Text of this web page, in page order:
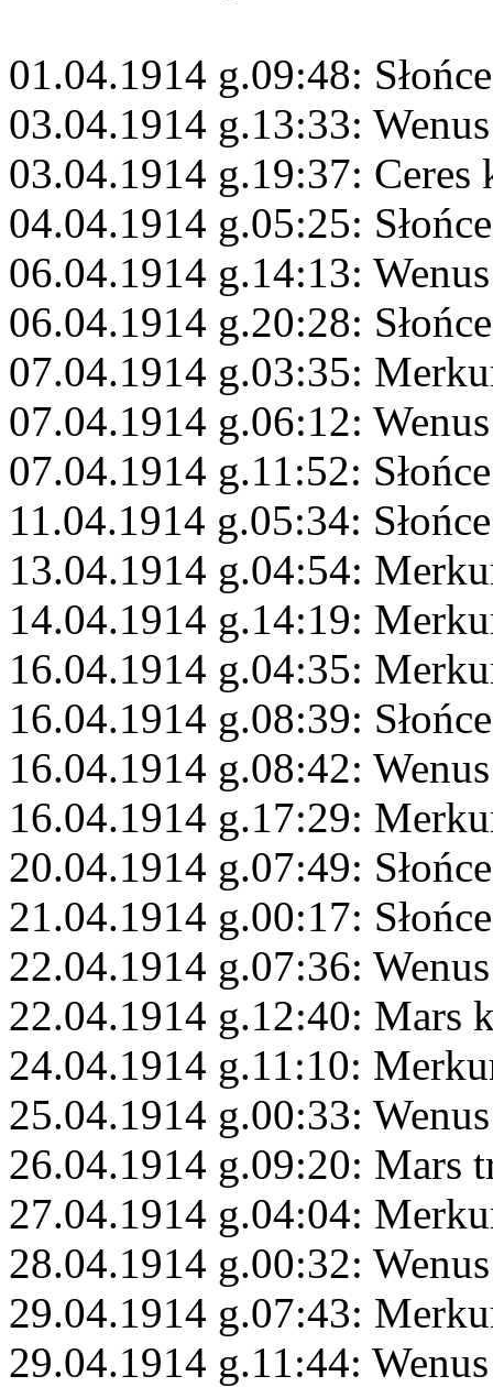
01.04.1914 g.09:48:
03.04.1914 g.13:33:
03.04.1914 g.19:37:
04.04.1914 g.05:25:
06.04.1914 g.14:13:
06.04.1914 g.20:28:
07.04.1914 g.03:35:
07.04.1914 g.06:12:
07.04.1914 g.11:52:
11.04.1914 g.05:34:
13.04.1914 g.04:54:
14.04.1914 g.14:19:
16.04.1914 g.04:35:
16.04.1914 g.08:39:
16.04.1914 g.08:42:
16.04.1914 g.17:29:
20.04.1914 g.07:49:
21.04.1914 g.00:17:
22.04.1914 g.07:36:
22.04.1914 g.12:40: Mars
24.04.1914 g.11:10:
25.04.1914 g.00:33:
26.04.1914 g.09:20: Mars
27.04.1914 g.04:04:
28.04.1914 g.00:32:
29.04.1914 g.07:43:
29.04.1914 g.11:44: